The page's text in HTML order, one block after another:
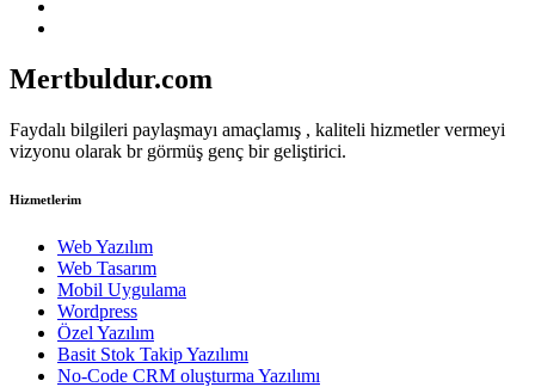
Mertbuldur.com
Faydalı bilgileri paylaşmayı amaçlamış , kaliteli hizmetler vermeyi
vizyonu olarak br görmüş genç bir geliştirici.
Hizmetlerim
Web Yazılım
Web Tasarım
Mobil Uygulama
Wordpress
Özel Yazılım
Basit Stok Takip Yazılımı
No-Code CRM oluşturma Yazılımı